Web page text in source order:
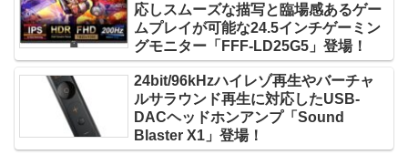
応しスムーズな描写と臨場感あるゲー
ムプレイが可能な24.5インチゲーミン
グモニター「FFF-LD25G5」登場！
24bit/96kHzハイレゾ再生やバーチャ
ルサラウンド再生に対応したUSB-
DACヘッドホンアンプ「Sound
Blaster X1」登場！